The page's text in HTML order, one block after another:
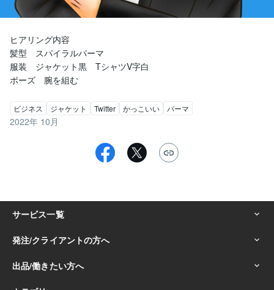
ヒアリング内容
髪型　スパイラルパーマ
服装　ジャケット黒　TシャツV字白
ポーズ　腕を組む
ビジネス ジャケット Twitter かっこいい パーマ
2022年 10月